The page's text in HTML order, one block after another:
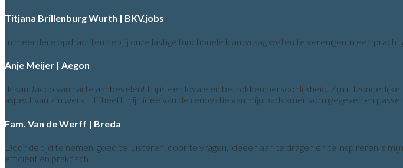
Titjana Brillenburg Wurth | BKV.jobs
In meerdere opdrachten heb jij onze lastige functionele klantvraag weten te verenigen in een
Anje Meijer | Aegon
Ik kan Jacco van harte aanbevelen! Hij is een loyale en betrokken persoonlijkheid. Zijn
aspect van zijn werk. Hij heeft mijn idee van de renovatie van mijn badkamer vormgegeven en
Fam. Van de Werff | Breda
Door de tijd te nemen, goed te luisteren, door te vragen, ideeën aan te dragen en te inspireren is
efficiënt en praktisch.